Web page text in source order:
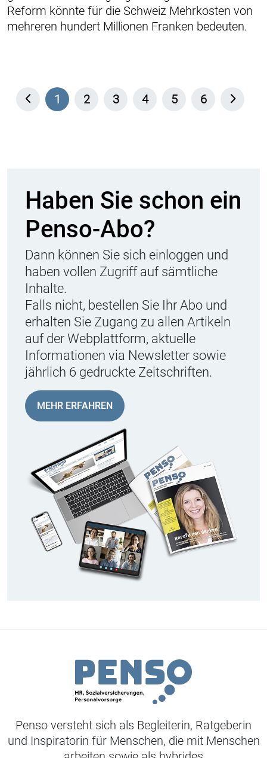
Reform könnte für die Schweiz Mehrkosten von
mehreren hundert Millionen Franken bedeuten.
1 2 3 4 5 6
Haben Sie schon ein
Penso-Abo?
Dann können Sie sich einloggen und
haben vollen Zugriff auf sämtliche
Inhalte.
Falls nicht, bestellen Sie Ihr Abo und
erhalten Sie Zugang zu allen Artikeln
auf der Webplattform, aktuelle
Informationen via Newsletter sowie
jährlich 6 gedruckte Zeitschriften.
MEHR ERFAHREN
Penso versteht sich als Begleiterin, Ratgeberin
und Inspiratorin für Menschen, die mit Menschen